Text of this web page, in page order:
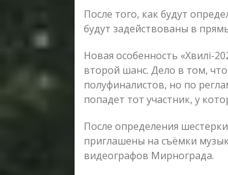
После того, как будут
будут задействованы в
Новая особенность «Хвилі-
второй шанс. Дело в том,
полуфиналистов, но по
попадет тот участник, у
После определения
приглашены на съёмки
видеографов Мирнограда.